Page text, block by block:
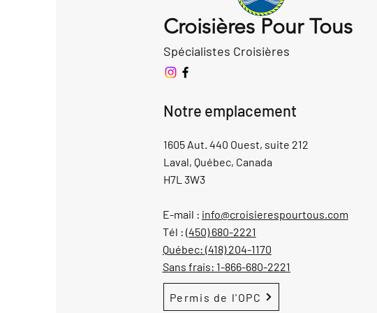
Croisières Pour Tous
Spécialistes Croisières
Notre emplacement
1605 Aut. 440 Ouest, suite 212
Laval, Québec, Canada
H7L 3W3
E-mail : info@croisierespourtous.com
Tél : (450) 680-2221
Québec: (418) 204-1170
Sans frais: 1-866-680-2221
Permis de l'OPC